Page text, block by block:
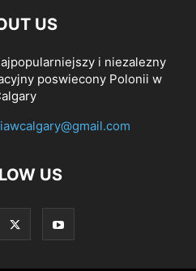
US
i niezalezny
poswiecony Polonii w
US